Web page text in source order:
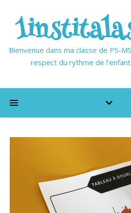
Bienvenue dans ma classe de PS-
respect du rythme de